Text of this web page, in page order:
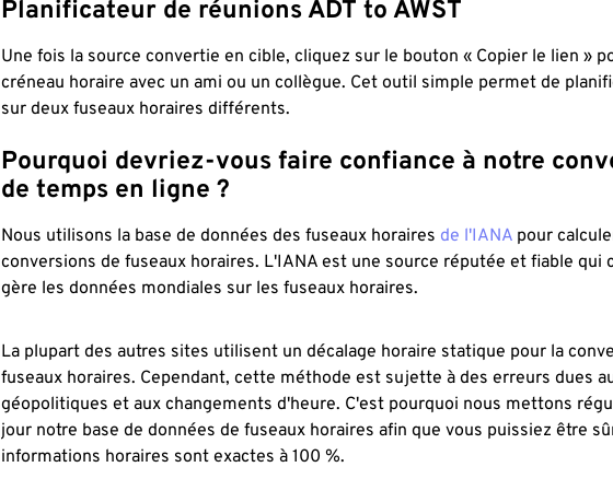
Planificateur de réunions ADT to AWST
Une fois la source convertie en cible, cliquez sur le bouton « Copier le lien »
créneau horaire avec un ami ou un collègue. Cet outil simple permet de
sur deux fuseaux horaires différents.
Pourquoi devriez-vous faire confiance à notre
de temps en ligne ?
Nous utilisons la base de données des fuseaux horaires de l'IANA pour
conversions de fuseaux horaires. L'IANA est une source réputée et fiable qui
gère les données mondiales sur les fuseaux horaires.
La plupart des autres sites utilisent un décalage horaire statique pour la
fuseaux horaires. Cependant, cette méthode est sujette à des erreurs dues
géopolitiques et aux changements d'heure. C'est pourquoi nous mettons
jour notre base de données de fuseaux horaires afin que vous puissiez être
informations horaires sont exactes à 100 %.